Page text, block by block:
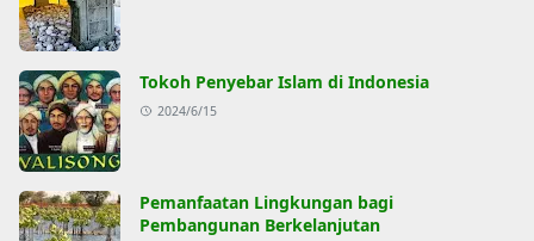
Tokoh Penyebar Islam di Indonesia
2024/6/15
Pemanfaatan Lingkungan bagi
Pembangunan Berkelanjutan